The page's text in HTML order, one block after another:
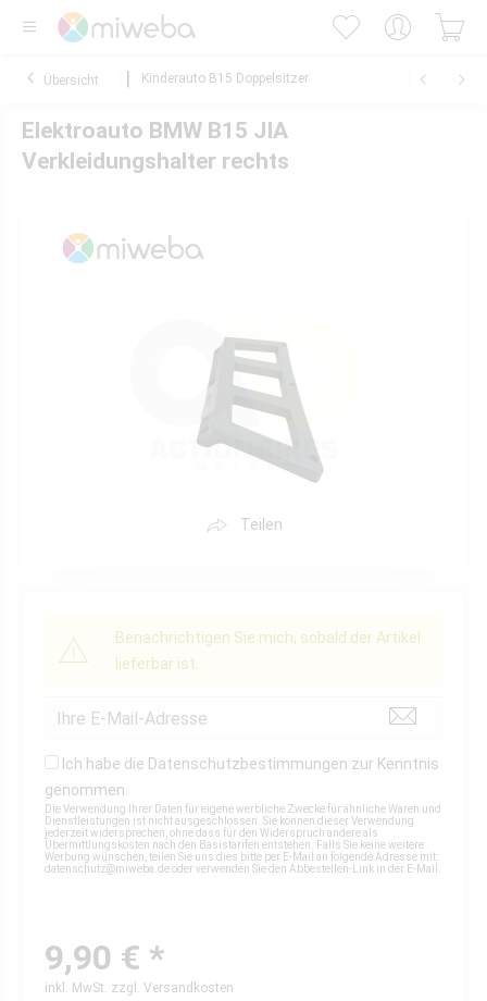
Übersicht Kinderauto B15 Doppelsitzer
Elektroauto BMW B15 JIA
Verkleidungshalter rechts
Teilen
Benachrichtigen Sie mich, sobald der Artikel
lieferbar ist.
Ich habe die Datenschutzbestimmungen zur Kenntnis
genommen.
Die Verwendung Ihrer Daten für eigene werbliche Zwecke für ähnliche Waren und
Dienstleistungen ist nicht ausgeschlossen. Sie können dieser Verwendung
jederzeit widersprechen, ohne dass für den Widerspruch andere als
Übermittlungskosten nach den Basistarifen entstehen. Falls Sie keine weitere
Werbung wünschen, teilen Sie uns dies bitte per E-Mail an folgende Adresse mit:
datenschutz@miweba.deoder verwenden Sie den Abbestellen-Link in der E-Mail.
9,90 € *
inkl. MwSt. zzgl. Versandkosten